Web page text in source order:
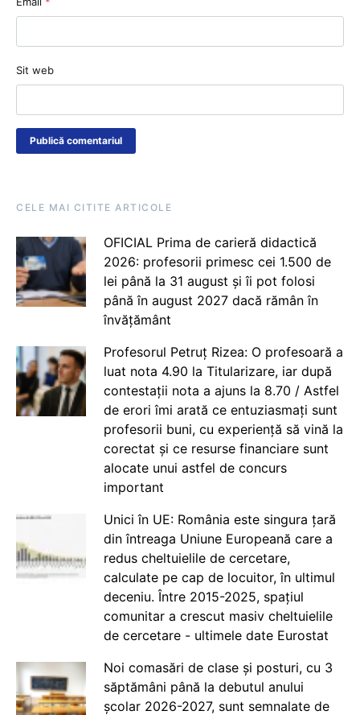
Sit web
CELE MAI CITITE ARTICOLE
OFICIAL Prima de carieră didactică
2026: profesorii primesc cei 1.500 de
lei până la 31 august și îi pot folosi
până în august 2027 dacă rămân în
învățământ
Profesorul Petruț Rizea: O profesoară a
luat nota 4.90 la Titularizare, iar după
contestații nota a ajuns la 8.70 / Astfel
de erori îmi arată ce entuziasmați sunt
profesorii buni, cu experiență să vină la
corectat și ce resurse financiare sunt
alocate unui astfel de concurs
important
Unici în UE: România este singura țară
din întreaga Uniune Europeană care a
redus cheltuielile de cercetare,
calculate pe cap de locuitor, în ultimul
deceniu. Între 2015-2025, spațiul
comunitar a crescut masiv cheltuielile
de cercetare - ultimele date Eurostat
Noi comasări de clase și posturi, cu 3
săptămâni până la debutul anului
școlar 2026-2027, sunt semnalate de